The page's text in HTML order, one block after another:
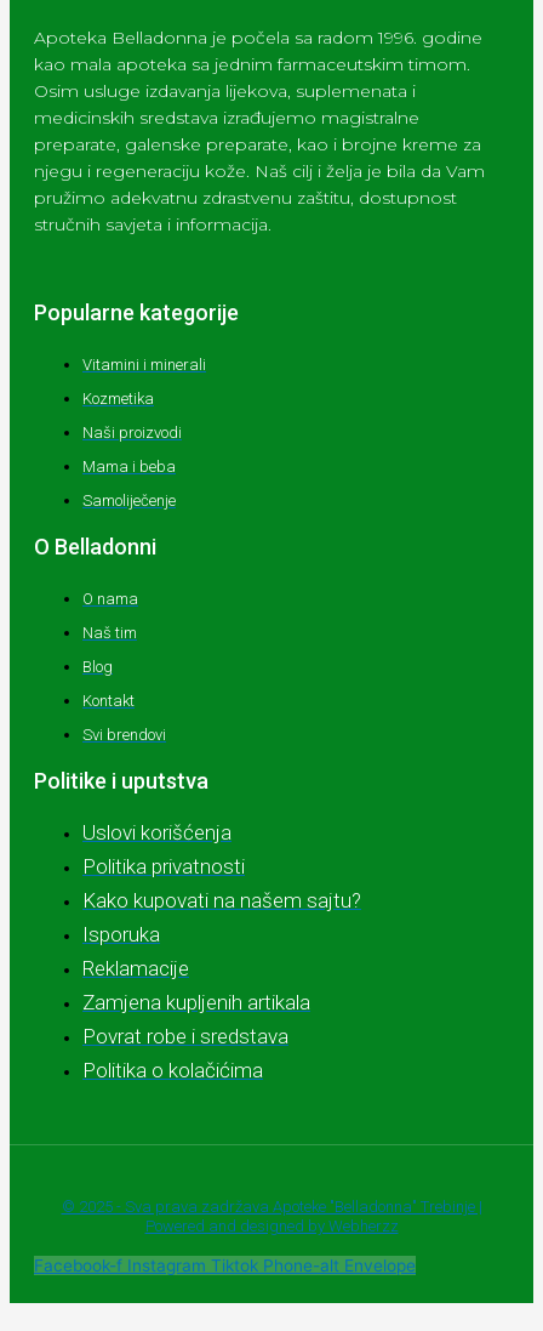
Apoteka Belladonna je počela sa radom 1996. godine
kao mala apoteka sa jednim farmaceutskim timom.
Osim usluge izdavanja lijekova, suplemenata i
medicinskih sredstava izrađujemo magistralne
preparate, galenske preparate, kao i brojne kreme za
njegu i regeneraciju kože. Naš cilj i želja je bila da Vam
pružimo adekvatnu zdrastvenu zaštitu, dostupnost
stručnih savjeta i informacija.
Popularne kategorije
Vitamini i minerali
Kozmetika
Naši proizvodi
Mama i beba
Samoliječenje
O Belladonni
O nama
Naš tim
Blog
Kontakt
Svi brendovi
Politike i uputstva
Uslovi korišćenja
Politika privatnosti
Kako kupovati na našem sajtu?
Isporuka
Reklamacije
Zamjena kupljenih artikala
Povrat robe i sredstava
Politika o kolačićima
© 2025 - Sva prava zadržava Apoteke "Belladonna" Trebinje |
Powered and designed by Webherzz
Facebook-f Instagram Tiktok Phone-alt Envelope